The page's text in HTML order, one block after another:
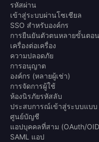
รหัสผ่าน
เข้าสู่ระบบผ่านโซเชียล
SSO สำหรับองค์กร
การยืนยันตัวตนหลายขั้นตอน
เครื่องต่อเครื่อง
ความปลอดภัย
การอนุญาต
องค์กร (หลายผู้เช่า)
การจัดการผู้ใช้
ห้องนิรภัยรหัสลับ
ประสบการณ์เข้าสู่ระบบแบบ
ศูนย์บัญชี
แอปบุคคลที่สาม (OAuth/
SAML แอป